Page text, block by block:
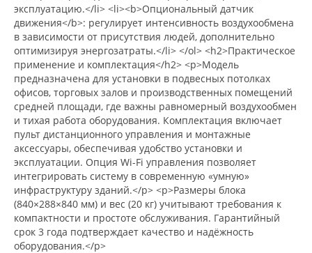
эксплуатацию.</li> <li><b>Опциональный датчик
движения</b>: регулирует интенсивность воздухообмена
в зависимости от присутствия людей, дополнительно
оптимизируя энергозатраты.</li> </ol> <h2>Практическое
применение и комплектация</h2> <p>Модель
предназначена для установки в подвесных потолках
офисов, торговых залов и производственных помещений
средней площади, где важны равномерный воздухообмен
и тихая работа оборудования. Комплектация включает
пульт дистанционного управления и монтажные
аксессуары, обеспечивая удобство установки и
эксплуатации. Опция Wi-Fi управления позволяет
интегрировать систему в современную «умную»
инфраструктуру зданий.</p> <p>Размеры блока
(840×288×840 мм) и вес (20 кг) учитывают требования к
компактности и простоте обслуживания. Гарантийный
срок 3 года подтверждает качество и надёжность
оборудования.</p>